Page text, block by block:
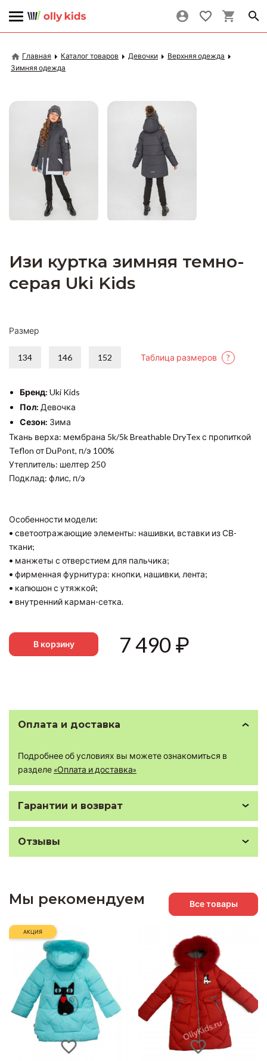
Главная Каталог товаров Девочки
Верхняя одежда
Зимняя одежда
Изи куртка зимняя темно-
серая Uki Kids
Размер
134 146 152 Таблица размеров ?
Бренд: Uki Kids
Пол: Девочка
Сезон: Зима
Ткань верха: мембрана 5k/5k Breathable DryTex с пропиткой
Teflon от DuPont, п/э 100%
Утеплитель: шелтер 250
Подклад: флис, п/э
Особенности модели:
• светоотражающие элементы: нашивки, вставки из СВ-
ткани;
• манжеты с отверстием для пальчика;
• фирменная фурнитура: кнопки, нашивки, лента;
• капюшон с утяжкой;
• внутренний карман-сетка.
В корзину 7 490₽
Оплата и доставка
Подробнее об условиях вы можете ознакомиться в
разделе «Оплата и доставка»
Гарантии и возврат
Отзывы
Мы рекомендуем Все товары
АКЦИЯ